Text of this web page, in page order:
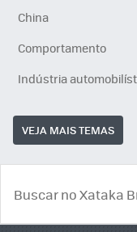
China
Comportamento
Indústria
VEJA MAIS TEMAS